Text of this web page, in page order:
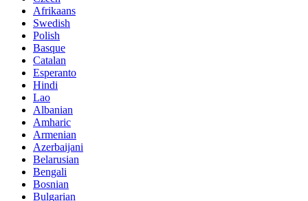
Afrikaans
Swedish
Polish
Basque
Catalan
Esperanto
Hindi
Lao
Albanian
Amharic
Armenian
Azerbaijani
Belarusian
Bengali
Bosnian
Bulgarian